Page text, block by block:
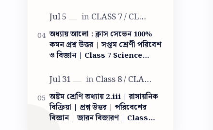
অধ্যায় আলো : ক্লাস সেভেন 100%
কমন প্রশ্ন উত্তর | সপ্তম শ্রেণী পরিবেশ
ও বিজ্ঞান | Class 7 Science
ক্লাস সেভেন
অষ্টম শ্রেণি অধ্যায় 2.iii | রাসায়নিক
বিক্রিয়া | প্রশ্ন উত্তর | পরিবেশের
বিজ্ঞান | জারন বিজারণ | Class